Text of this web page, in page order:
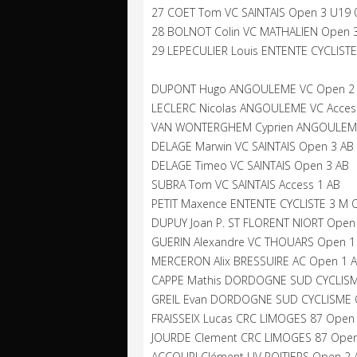
27 COET Tom VC SAINTAIS Open 3 U19
28 BOLNOT Colin VC MATHALIEN Open
29 LEPECULIER Louis ENTENTE
DUPONT Hugo ANGOULEME VC Open 2
LECLERC Nicolas ANGOULEME VC
VAN WONTERGHEM Cyprien
DELAGE Marwin VC SAINTAIS Open 3 AB
DELAGE Timeo VC SAINTAIS Open 3 AB
SUBRA Tom VC SAINTAIS Access 1 AB
PETIT Maxence ENTENTE CYCLISTE 3 M
DUPUY Joan P. ST FLORENT NIORT
GUERIN Alexandre VC THOUARS Open
MERCERON Alix BRESSUIRE AC Open 1
CAPPE Mathis DORDOGNE SUD
GREIL Evan DORDOGNE SUD
FRAISSEIX Lucas CRC LIMOGES 87
JOURDE Clement CRC LIMOGES 87